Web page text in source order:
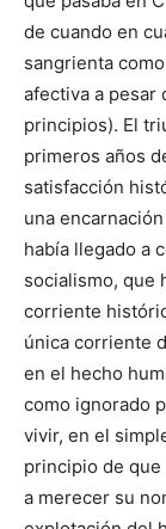
de cuando en
sangrienta
afectiva a pesar
principios). El
primeros años
satisfacción
una
había llegado a
socialismo, que
corriente
única corriente
en el hecho
como ignorado
vivir, en el
principio de que
a merecer su